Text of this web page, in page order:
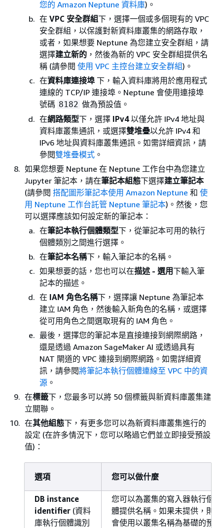
您的 Amazon Neptune 資料庫)。
在 VPC 安全群組下，選擇一個或多個現有的 VPC
安全群組，以保護對新資料庫叢集的網路存取，
或者，如果想要 Neptune 為您建立安全群組，請
選擇建立新的 ，然後為新的 VPC 安全群組提供名
稱 (請參閱 使用 VPC 主控台建立安全群組)。
在資料庫連接埠 下，輸入資料庫將用於應用程式
連線的 TCP/IP 連接埠。Neptune 會使用連接埠
號碼 8182 做為預設值。
在網路類型下，選擇 IPv4以僅允許 IPv4 地址與
資料庫叢集通訊，或選擇雙堆疊以允許 IPv4 和
IPv6 地址與資料庫叢集通訊。如需詳細資訊，請
參閱雙堆疊模式 。
如果您想要 Neptune 在 Neptune 工作台中為您建立
Jupyter 筆記本，請在筆記本組態下選擇建立筆記本
(請參閱 搭配圖形筆記本使用 Amazon Neptune 和 使
用 Neptune 工作台託管 Neptune 筆記本)。然後，您
可以選擇應該如何設定新的筆記本：
在筆記本執行個體類型下，從筆記本可用的執行
個體類別之間進行選擇。
在筆記本名稱下，輸入筆記本的名稱。
如果想要的話，您也可以在描述 - 選用下輸入筆
記本的描述。
在 IAM 角色名稱下，選擇讓 Neptune 為筆記本
建立 IAM 角色，然後輸入新角色的名稱，或選擇
從可用角色之間選取現有的 IAM 角色。
最後，選擇您的筆記本是直接連接到網際網路，
還是透過 Amazon SageMaker AI 或透過具有
NAT 閘道的 VPC 連接到網際網路。如需詳細資
訊，請參閱將筆記本執行個體連線至 VPC 中的資
源 。
在標籤下，您最多可以將 50 個標籤與新資料庫叢集建
立關聯。
在其他組態下，有更多您可以為新資料庫叢集進行的
設定 (在許多情況下，您可以略過它們並立即接受預設
值)：
選項 您可以做什麼
DB instance
identifier (資料
庫執行個體識別
您可以為叢集的寫入器執行個
體提供名稱。如果未提供，則
會使用以叢集名稱為基礎的預